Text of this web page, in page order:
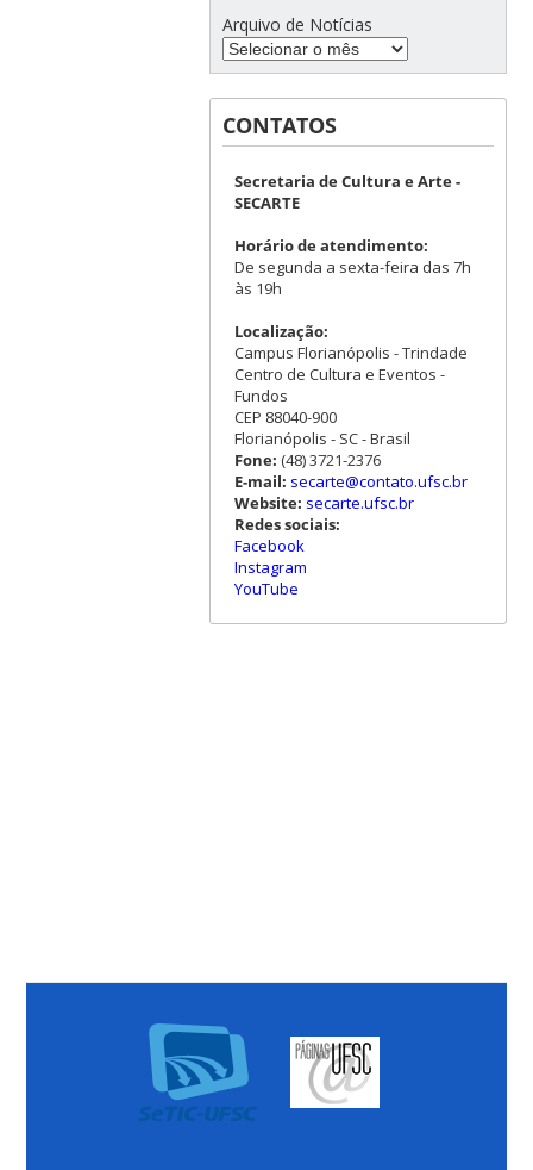
Arquivo de Notícias
CONTATOS
Secretaria de Cultura e Arte -
SECARTE
Horário de atendimento:
De segunda a sexta-feira das 7h
às 19h
Localização:
Campus Florianópolis - Trindade
Centro de Cultura e Eventos -
Fundos
CEP 88040-900
Florianópolis - SC - Brasil
Fone: (48) 3721-2376
E-mail: secarte@contato.ufsc.br
Website: secarte.ufsc.br
Redes sociais:
Facebook
Instagram
YouTube